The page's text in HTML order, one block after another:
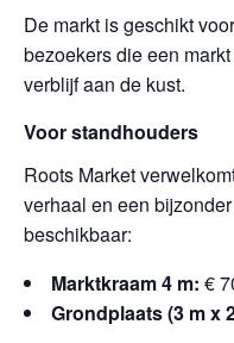
De markt is geschikt
bezoekers die een
verblijf aan de kust.
Voor standhouders
Roots Market
verhaal en een
beschikbaar:
Marktkraam 4 m: €
Grondplaats (3 m x